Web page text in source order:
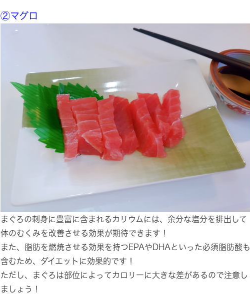
②マグロ
まぐろの刺身に豊富に含まれるカリウムには、余分な塩分を排出して
体のむくみを改善させる効果が期待できます！
また、脂肪を燃焼させる効果を持つEPAやDHAといった必須脂肪酸も
含むため、ダイエットに効果的です！
ただし、まぐろは部位によってカロリーに大きな差があるので注意し
ましょう！